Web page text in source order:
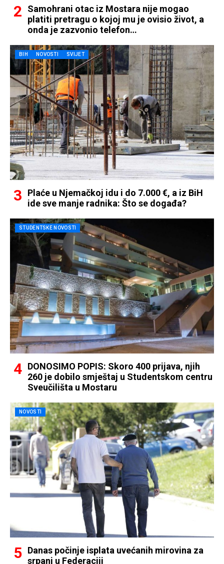
Samohrani otac iz Mostara nije mogao
platiti pretragu o kojoj mu je ovisio život, a
onda je zazvonio telefon…
BIH NOVOSTI SVIJET
Plaće u Njemačkoj idu i do 7.000 €, a iz BiH
ide sve manje radnika: Što se događa?
STUDENTSKE NOVOSTI
DONOSIMO POPIS: Skoro 400 prijava, njih
260 je dobilo smještaj u Studentskom centru
Sveučilišta u Mostaru
NOVOSTI
Danas počinje isplata uvećanih mirovina za
srpanj u Federaciji